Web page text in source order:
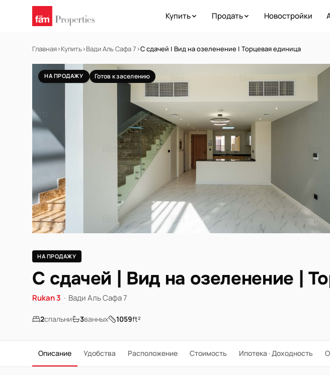
Купить Продать Новостройки
Главная›Купить›Вади Аль Сафа 7›С сдачей | Вид на озеленение | Торцевая единица
НА ПРОДАЖУ Готов к заселению
НА ПРОДАЖУ
С сдачей | Вид на озеленение |
Rukan 3 · Вади Аль Сафа 7
2спальни 3ванных 1059ft²
Описание Удобства Расположение Стоимость Ипотека · Доходность